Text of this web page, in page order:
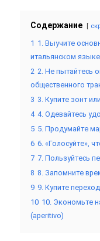
Содержание
1 1. Выучите
итальянском языке
2 2. Не пытайтесь
общественного
3 3. Купите зонт
4 4. Одевайтесь
5 5. Продумайте
6 6. «Голосуйте»,
7 7. Пользуйтесь
8 8. Запомните
9 9. Купите
10 10. Экономьте
(aperitivo)